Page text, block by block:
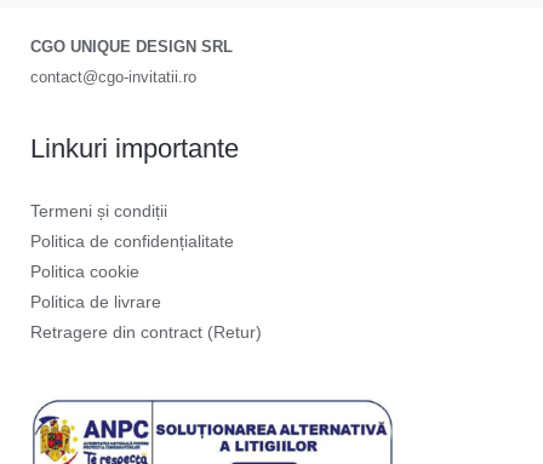
CGO UNIQUE DESIGN SRL
contact@cgo-invitatii.ro
Linkuri importante
Termeni și condiții
Politica de confidențialitate
Politica cookie
Politica de livrare
Retragere din contract (Retur)